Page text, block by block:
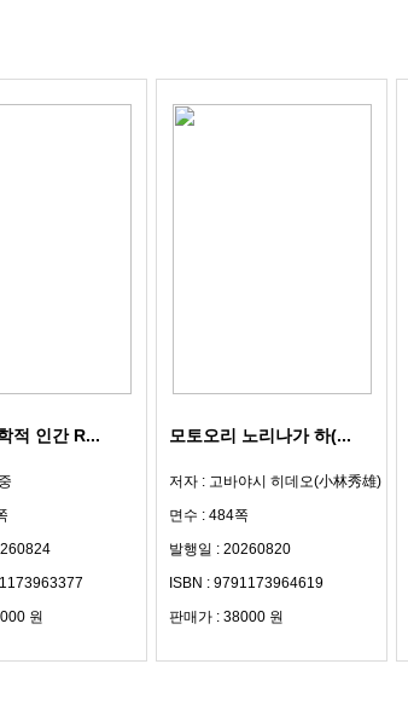
적 인간 R...
원
모토오리 노리나가 하(...
저자 : 고바야시 히데오(小林秀雄)
면수 : 484쪽
발행일 : 20260820
ISBN : 9791173964619
판매가 : 38000 원